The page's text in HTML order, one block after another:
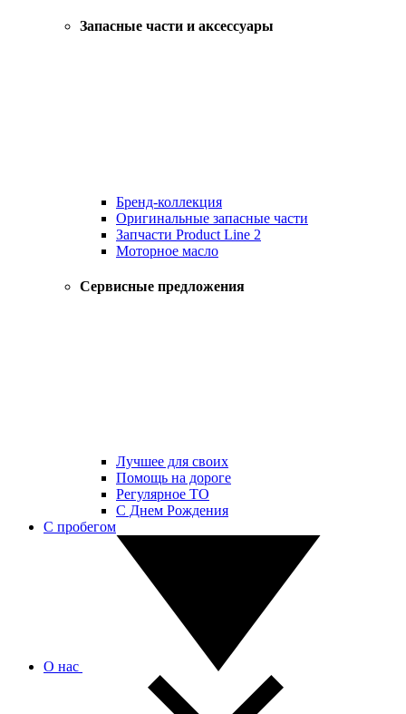
Запасные части и аксессуары
Бренд-коллекция
Оригинальные запасные части
Запчасти Product Line 2
Моторное масло
Сервисные предложения
Лучшее для своих
Помощь на дороге
Регулярное ТО
С Днем Рождения
С пробегом
О нас